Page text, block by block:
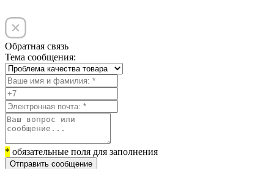
Обратная связь
Тема сообщения:
* обязательные поля для заполнения
Отправить сообщение